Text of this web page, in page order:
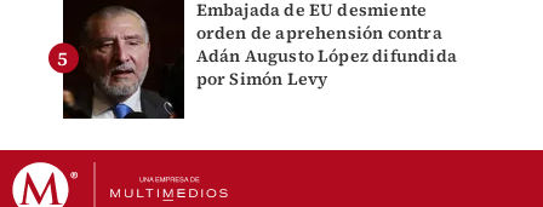
Embajada de EU desmiente
orden de aprehensión contra
Adán Augusto López difundida
por Simón Levy